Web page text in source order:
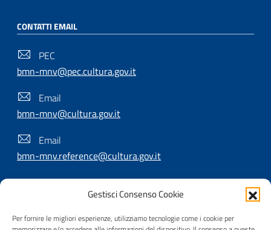
Gestisci Consenso Cookie
Per fornire le migliori esperienze, utilizziamo tecnologie come i cookie per
CONTATTI EMAIL
PEC
bmn-mnv@pec.cultura.gov.it
Email
bmn-mnv@cultura.gov.it
Email
bmn-mnv.reference@cultura.gov.it